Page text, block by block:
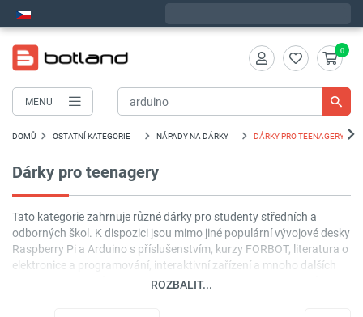
MENU
0
DOMŮ OSTATNÍ KATEGORIE NÁPADY NA DÁRKY DÁRKY PRO TEENAGERY
Dárky pro teenagery
Tato kategorie zahrnuje různé dárky pro studenty středních a
odborných škol. K dispozici jsou mimo jiné populární vývojové desky
Raspberry Pi a Arduino s příslušenstvím, kurzy FORBOT, literatura o
elektronice a programování, interaktivní zařízení a mnoho dalších
zajímavých návrhů. Nabízíme také dárkové poukazy, které můžete
ROZBALIT...